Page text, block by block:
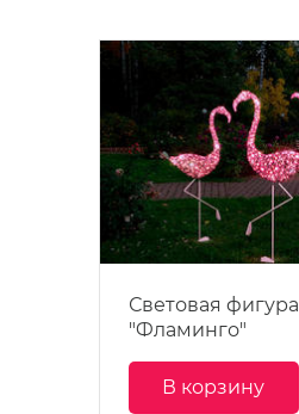
Световая фигура
"Фламинго"
В корзину